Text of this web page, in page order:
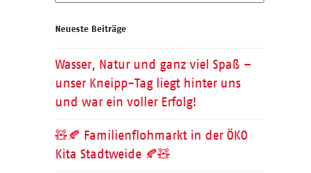
Neueste Beiträge
Wasser, Natur und ganz viel Spaß –
unser Kneipp-Tag liegt hinter uns
und war ein voller Erfolg!
🧸🍂 Familienflohmarkt in der ÖKO
Kita Stadtweide 🍂🧸